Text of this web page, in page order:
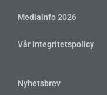
Mediainfo 2026
Vår integritetspolicy
Nyhetsbrev